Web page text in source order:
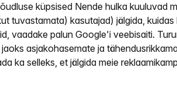
küpsised Nende hulka kuuluvad
tuvastamata) kasutajad) jälgida,
vaadake palun Google'i veebisaiti.
asjakohasemate ja
ka selleks, et jälgida meie